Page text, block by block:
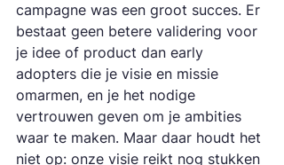
campagne was een groot succes. Er
bestaat geen betere validering voor
je idee of product dan early
adopters die je visie en missie
omarmen, en je het nodige
vertrouwen geven om je ambities
waar te maken. Maar daar houdt het
niet op: onze visie reikt nog stukken